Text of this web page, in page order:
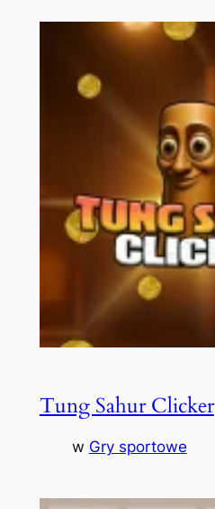
Tung Sahur Clicker
w Gry sportowe